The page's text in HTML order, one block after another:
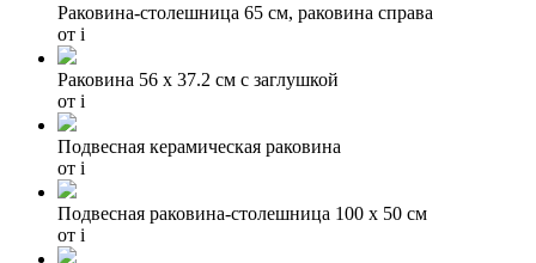
Раковина-столешница 65 см, раковина справа
от i
Раковина 56 х 37.2 см с заглушкой
от i
Подвесная керамическая раковина
от i
Подвесная раковина-столешница 100 х 50 см
от i